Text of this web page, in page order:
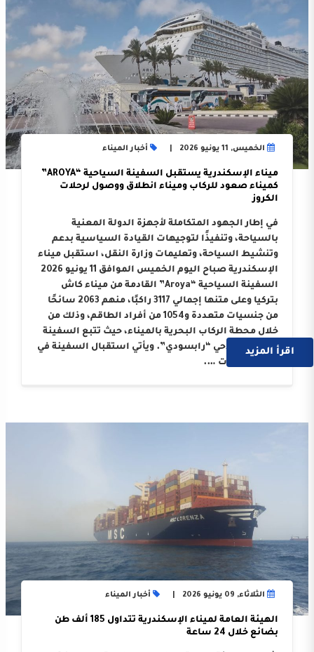
الخميس, 11 يونيو 2026 أخبار الميناء
ميناء الإسكندرية يستقبل السفينة السياحية “AROYA”
كميناء صعود للركاب وميناء انطلاق ووصول لرحلات
الكروز
في إطار الجهود المتكاملة لأجهزة الدولة المعنية
بالسياحة، وتنفيذًا لتوجيهات القيادة السياسية بدعم
وتنشيط السياحة، وتعليمات وزارة النقل، استقبل ميناء
الإسكندرية صباح اليوم الخميس الموافق 11 يونيو 2026
السفينة السياحية “Aroya” القادمة من ميناء كاش
بتركيا وعلى متنها إجمالي 3117 راكبًا، منهم 2063 سائحًا
من جنسيات متعددة و1054 من أفراد الطاقم، وذلك من
خلال محطة الركاب البحرية بالميناء، حيث تتبع السفينة
الوكيل الملاحي “رابسودي”. ويأتي استقبال السفينة في
إطار النجاحات ….
اقرأ المزيد
الثلاثاء, 09 يونيو 2026 أخبار الميناء
الهيئة العامة لميناء الإسكندرية تتداول 185 ألف طن
بضائع خلال 24 ساعة